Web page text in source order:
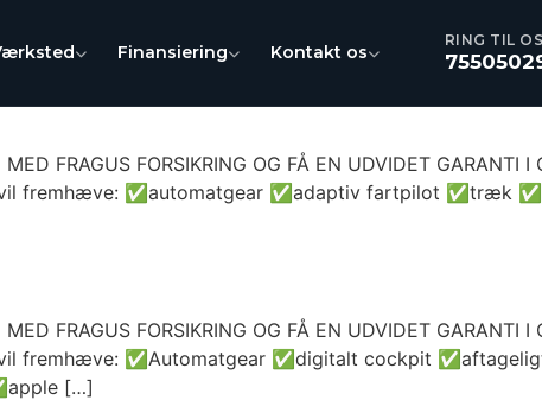
Finansiering Kontakt os
RING TIL
FRAGUS FORSIKRING OG FÅ EN UDVIDET GARANTI
vil fremhæve: ✅automatgear ✅adaptiv fartpilot ✅træk
FRAGUS FORSIKRING OG FÅ EN UDVIDET GARANTI
vil fremhæve: ✅Automatgear ✅digitalt cockpit
[…]